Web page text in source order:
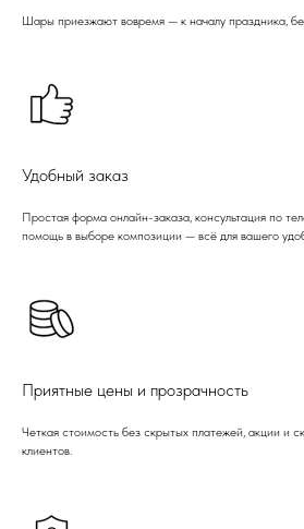
Шары приезжают вовремя — к началу праздника,
Удобный заказ
Простая форма онлайн-заказа, консультация по
помощь в выборе композиции — всё для вашего
Приятные цены и прозрачность
Четкая стоимость без скрытых платежей, акции и
клиентов.